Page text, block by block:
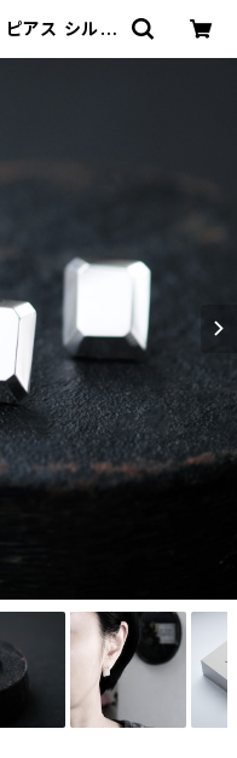
アス シルバ